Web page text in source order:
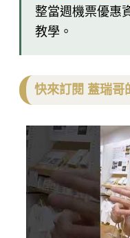
整當週機票優惠
教學。
快來訂閱 蓋瑞哥